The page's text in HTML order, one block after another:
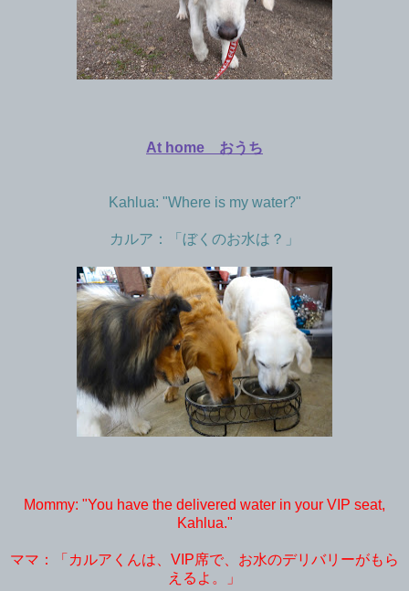
At home おうち
Kahlua: "Where is my water?"
カルア：「ぼくのお水は？」
Mommy: "You have the delivered water in your VIP seat,
Kahlua."
ママ：「カルアくんは、VIP席で、お水のデリバリーがもら
えるよ。」